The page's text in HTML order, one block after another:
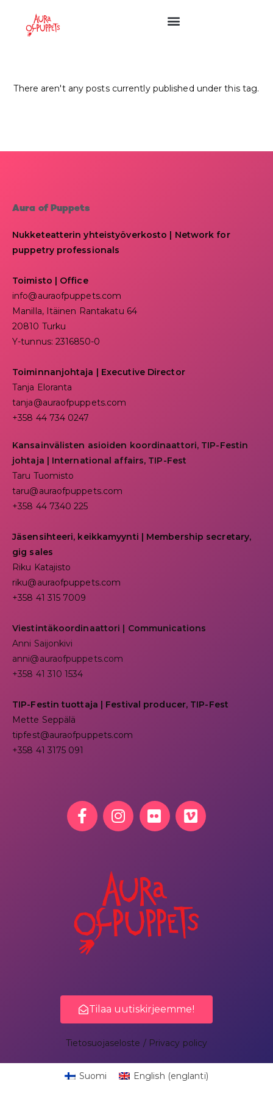
There aren't any posts currently published under this tag.
Aura of Puppets
Nukketeatterin yhteistyöverkosto | Network for
puppetry professionals
Toimisto | Office
info@auraofpuppets.com
Manilla, Itäinen Rantakatu 64
20810 Turku
Y-tunnus: 2316850-0
Toiminnanjohtaja | Executive Director
Tanja Eloranta
tanja@auraofpuppets.com
+358 44 734 0247
Kansainvälisten asioiden koordinaattori, TIP-Festin
johtaja | International affairs, TIP-Fest
Taru Tuomisto
taru@auraofpuppets.com
+358 44 7340 225
Jäsensihteeri, keikkamyynti | Membership secretary,
gig sales
Riku Katajisto
riku@auraofpuppets.com
+358 41 315 7009
Viestintäkoordinaattori | Communications
Anni Saijonkivi
anni@auraofpuppets.com
+358 41 310 1534
TIP-Festin tuottaja | Festival producer, TIP-Fest
Mette Seppälä
tipfest@auraofpuppets.com
+358 41 3175 091
Tilaa uutiskirjeemme!
Tietosuojaseloste / Privacy policy
Suomi English (englanti)